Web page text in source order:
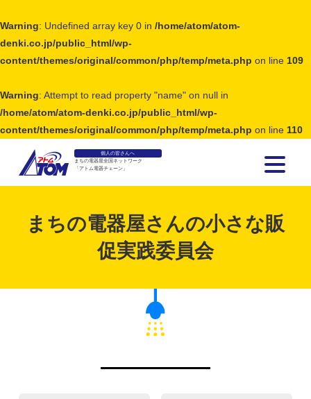
Warning: Undefined array key 0 in /home/atom/atom-
denki.co.jp/public_html/wp-
content/themes/original/common/php/temp/meta.php on line 109
Warning: Attempt to read property "name" on null in
/home/atom/atom-denki.co.jp/public_html/wp-
content/themes/original/common/php/temp/meta.php on line 110
アトム電器チェーン
個人の皆さんへ
まちの電器屋全国ネットワーク
「アトム電器チェーン」
まちの電器屋さんの小さな販
促実践委員会